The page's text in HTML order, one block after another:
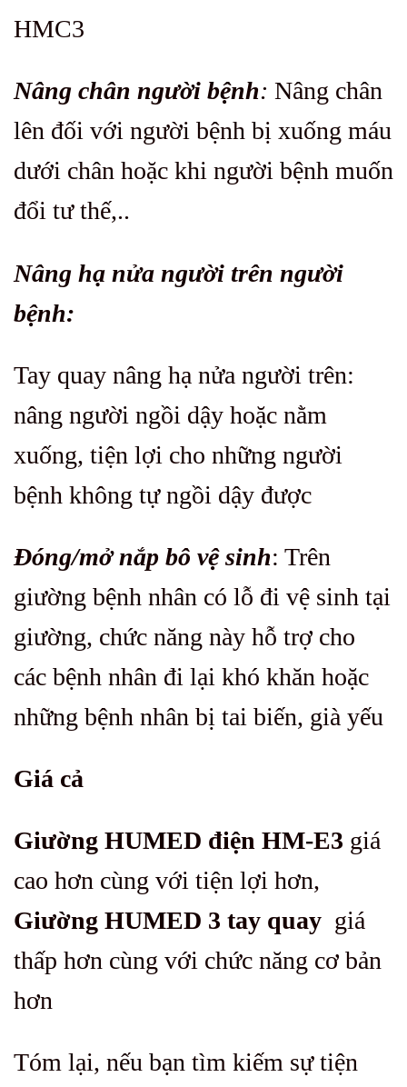
HMC3
Nâng chân người bệnh: Nâng chân
lên đối với người bệnh bị xuống máu
dưới chân hoặc khi người bệnh muốn
đổi tư thế,..
Nâng hạ nửa người trên người
bệnh:
Tay quay nâng hạ nửa người trên:
nâng người ngồi dậy hoặc nằm
xuống, tiện lợi cho những người
bệnh không tự ngồi dậy được
Đóng/mở nắp bô vệ sinh: Trên
giường bệnh nhân có lỗ đi vệ sinh tại
giường, chức năng này hỗ trợ cho
các bệnh nhân đi lại khó khăn hoặc
những bệnh nhân bị tai biến, già yếu
Giá cả
Giường HUMED điện HM-E3 giá
cao hơn cùng với tiện lợi hơn,
Giường HUMED 3 tay quay giá
thấp hơn cùng với chức năng cơ bản
hơn
Tóm lại, nếu bạn tìm kiếm sự tiện